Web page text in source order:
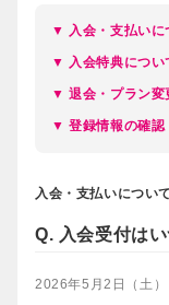
▼ 入会・支払いに
▼ 入会特典につい
▼ 退会・プラン変
▼ 登録情報の確認
入会・支払いについて
Q. 入会受付は
2026年5月2日（土）